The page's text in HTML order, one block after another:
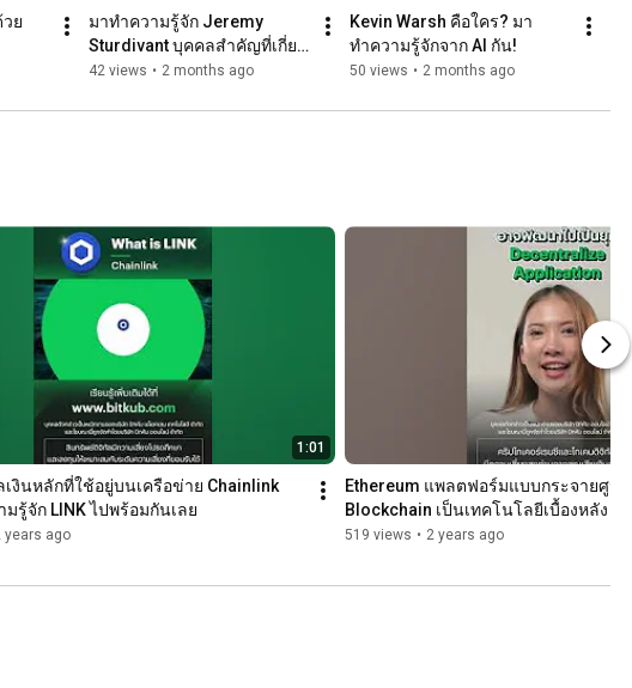
ย
มาทำความรู้จัก Jeremy
Sturdivant บุคคลสำคัญที่เกี่ยว
กับ Bitcoin Pizza Day 🍕
42 views • 2 months ago
Kevin Warsh คือใคร? มา
ทำความรู้จักจาก AI กัน!
50 views • 2 months ago
1:01
เงินหลักที่ใช้อยู่บนเครือข่าย Chainlink
มรู้จัก LINK ไปพร้อมกันเลย
years ago
Ethereum แพลตฟอร์มแบบกระจายศูน
Blockchain เป็นเทคโนโลยีเบื้องหลัง ม
ETH กันเลย
519 views • 2 years ago